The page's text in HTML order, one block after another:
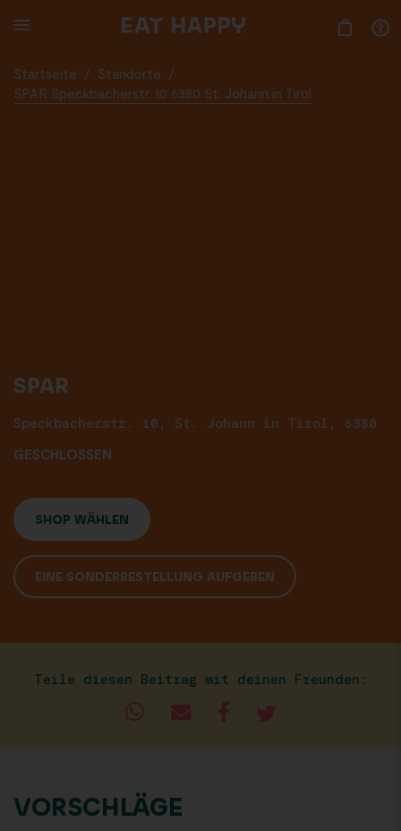
TO
Startseite / Standorte
/
SPAR Speckbacherstr. 10 6380 St. Johann in Tirol
SPAR
Speckbacherstr. 10, St. Johann in Tirol, 6380
GESCHLOSSEN
SHOP WÄHLEN
EINE SONDERBESTELLUNG AUFGEBEN
Teile diesen Beitrag mit deinen Freunden:
VORSCHLÄGE